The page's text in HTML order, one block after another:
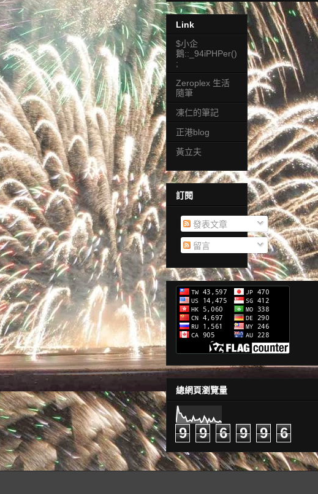
Link
$小企
鵝::_94iPHPer()
;
Zeroplex 生活
隨筆
凍仁的筆記
正港blog
黃立夫
訂閱
發表文章
留言
總網頁瀏覽量
9 9 6 9 9 6